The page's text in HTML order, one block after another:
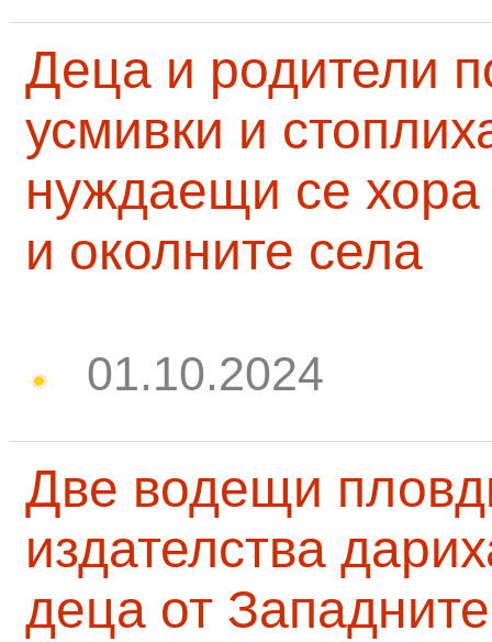
Деца и родители
усмивки и
нуждаещи се
и околните села
01.10.2024
Две водещи
издателства
деца от